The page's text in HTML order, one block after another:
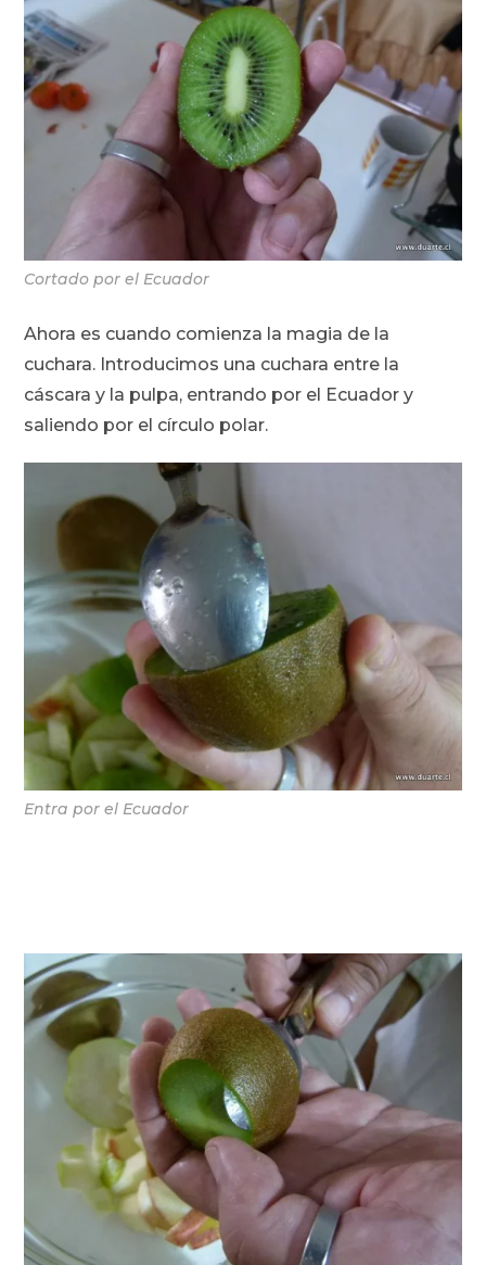
Cortado por el Ecuador
Ahora es cuando comienza la magia de la
cuchara. Introducimos una cuchara entre la
cáscara y la pulpa, entrando por el Ecuador y
saliendo por el círculo polar.
Entra por el Ecuador